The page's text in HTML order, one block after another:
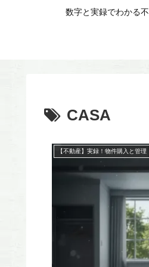
数字と実録でわかる
CASA
【不動産】実録！物件購入と管理